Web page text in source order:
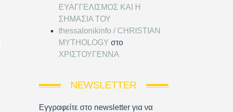
ΕΥΑΓΓΕΛΙΣΜΟΣ ΚΑΙ Η
ΣΗΜΑΣΙΑ ΤΟΥ
thessalonikinfo / CHRISTIAN
MYTHOLOGY στο
ΧΡΙΣΤΟΥΓΕΝΝΑ
NEWSLETTER
Εγγραφείτε στο newsletter για να